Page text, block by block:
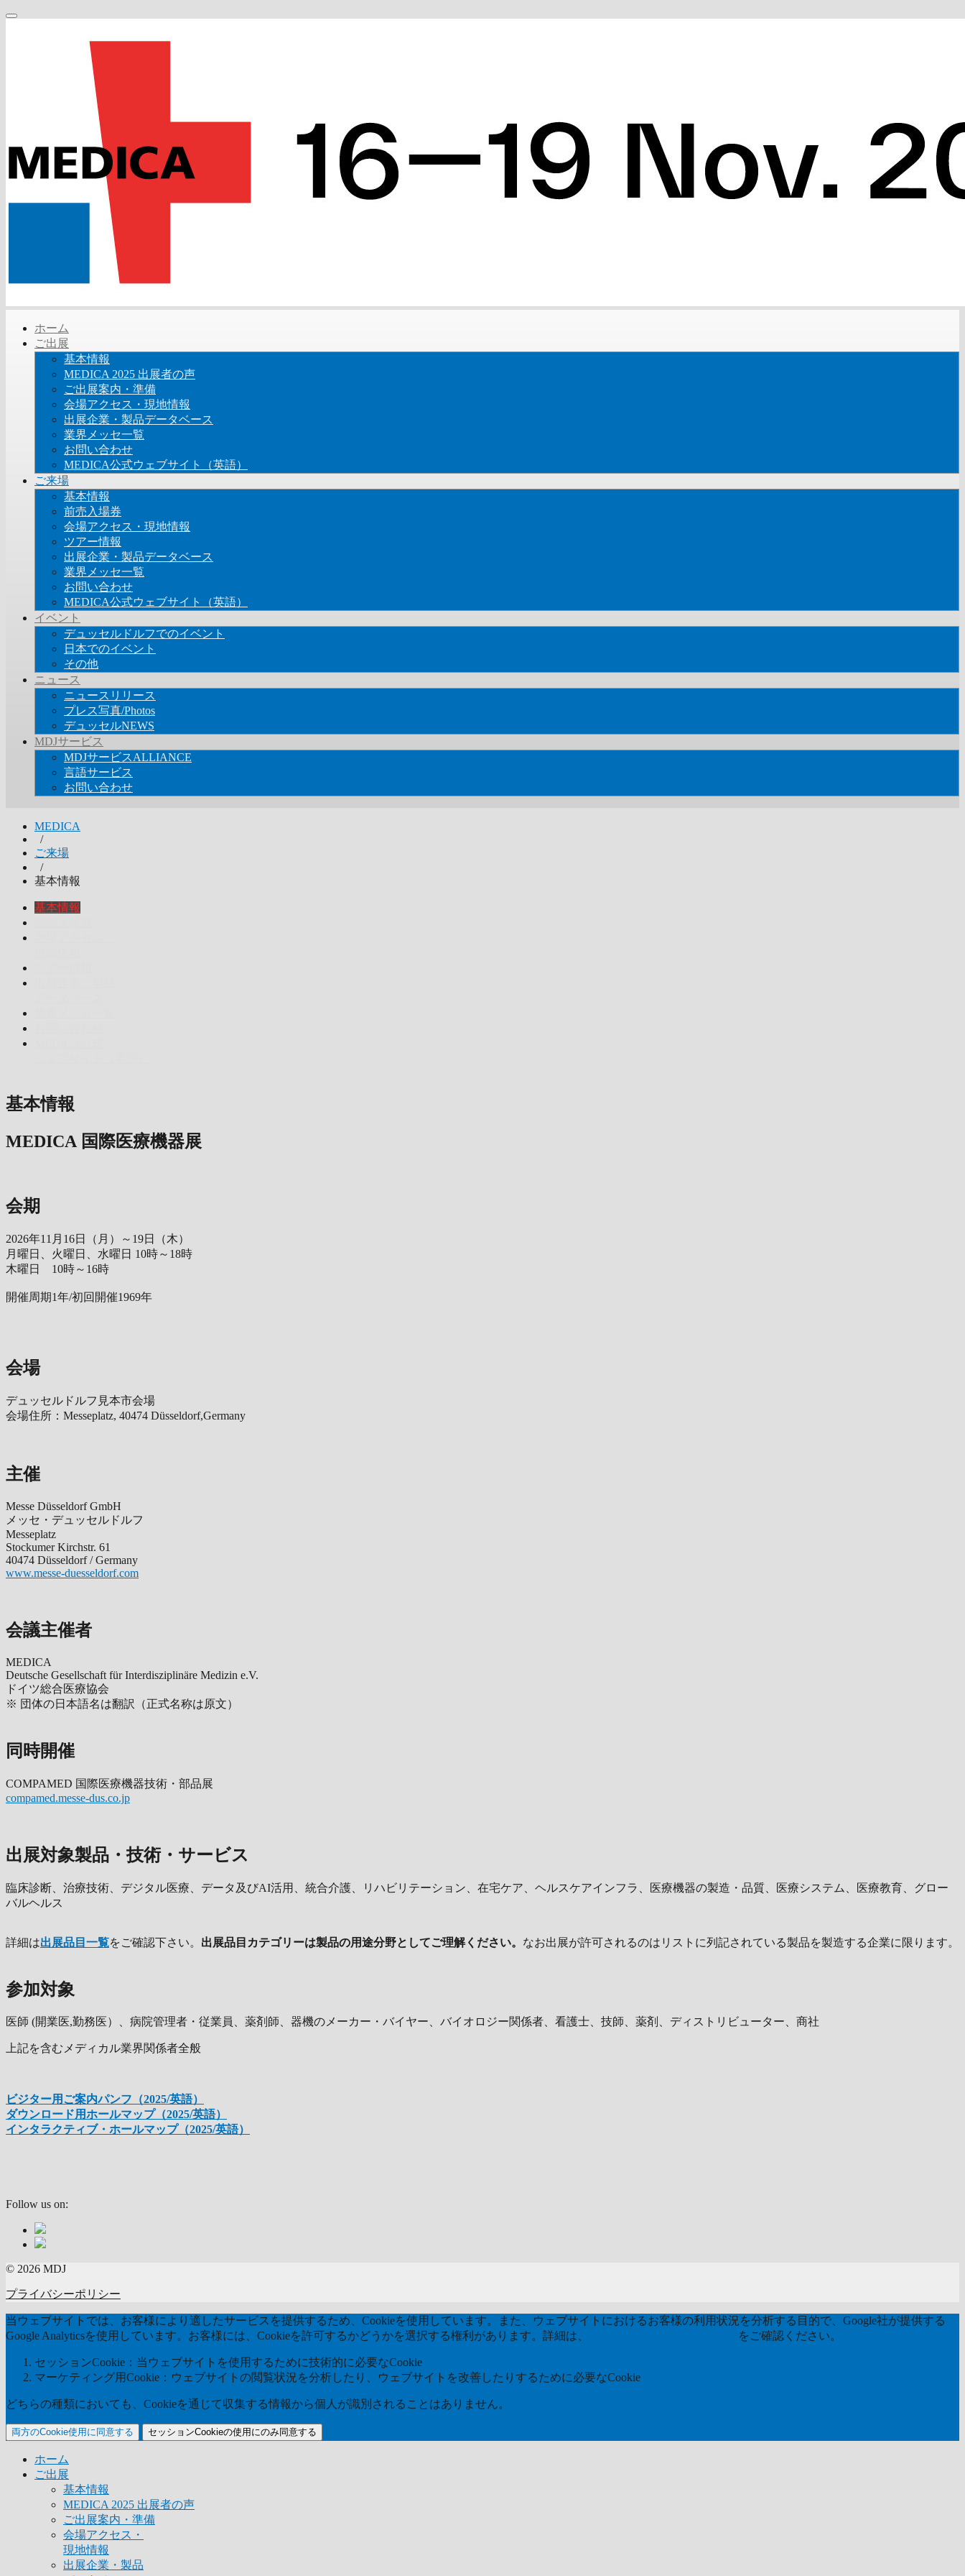
ホーム
ご出展
基本情報
MEDICA 2025 出展者の声
ご出展案内・準備
会場アクセス・現地情報
出展企業・製品データベース
業界メッセ一覧
お問い合わせ
MEDICA公式ウェブサイト（英語）
ご来場
基本情報
前売入場券
会場アクセス・現地情報
ツアー情報
出展企業・製品データベース
業界メッセ一覧
お問い合わせ
MEDICA公式ウェブサイト（英語）
イベント
デュッセルドルフでのイベント
日本でのイベント
その他
ニュース
ニュースリリース
プレス写真/Photos
デュッセルNEWS
MDJサービス
MDJサービスALLIANCE
言語サービス
お問い合わせ
MEDICA
/
ご来場
/
基本情報
基本情報
基本情報
MEDICA 国際医療機器展
会期
2026年11月16日（月）～19日（木）
月曜日、火曜日、水曜日 10時～18時
木曜日 10時～16時
開催周期1年/初回開催1969年
会場
デュッセルドルフ見本市会場
会場住所：Messeplatz, 40474 Düsseldorf,Germany
主催
Messe Düsseldorf GmbH
メッセ・デュッセルドルフ
Messeplatz
Stockumer Kirchstr. 61
40474 Düsseldorf / Germany
www.messe-duesseldorf.com
会議主催者
MEDICA
Deutsche Gesellschaft für Interdisziplinäre Medizin e.V.
ドイツ総合医療協会
※ 団体の日本語名は翻訳（正式名称は原文）
同時開催
COMPAMED 国際医療機器技術・部品展
compamed.messe-dus.co.jp
出展対象製品・技術・サービス
臨床診断、治療技術、デジタル医療、データ及びAI活用、統合介護、リハビリテーション、在宅ケア、ヘルスケアインフラ、医療機器の製造・品質、医療システム、医療教育、グロー
バルヘルス
詳細は出展品目一覧をご確認下さい。 出展品目カテゴリーは製品の用途分野としてご理解ください。 なお出展が許可されるのはリストに列記されている製品を製造する企業に限ります。
参加対象
医師 (開業医,勤務医）、病院管理者・従業員、薬剤師、器機のメーカー・バイヤー、バイオロジー関係者、看護士、技師、薬剤、ディストリビューター、商社
上記を含むメディカル業界関係者全般
ビジター用ご案内パンフ（2025/英語）
ダウンロード用ホールマップ（2025/英語）
インタラクティブ・ホールマップ（2025/英語）
Follow us on:
© 2026 MDJ
プライバシーポリシー
当ウェブサイトでは、お客様により適したサービスを提供するため、Cookieを使用しています。また、ウェブサイトにおけるお客様の利用状況を分析する目的で、Google社が提供する
Google Analyticsを使用しています。お客様には、Cookieを許可するかどうかを選択する権利があります。詳細は、
をご確認ください。
セッションCookie：当ウェブサイトを使用するために技術的に必要なCookie
マーケティング用Cookie：ウェブサイトの閲覧状況を分析したり、ウェブサイトを改善したりするために必要なCookie
どちらの種類においても、Cookieを通じて収集する情報から個人が識別されることはありません。
両方のCookie使用に同意する セッションCookieの使用にのみ同意する
ホーム
ご出展
基本情報
MEDICA 2025 出展者の声
ご出展案内・準備
会場アクセス・
現地情報
出展企業・製品